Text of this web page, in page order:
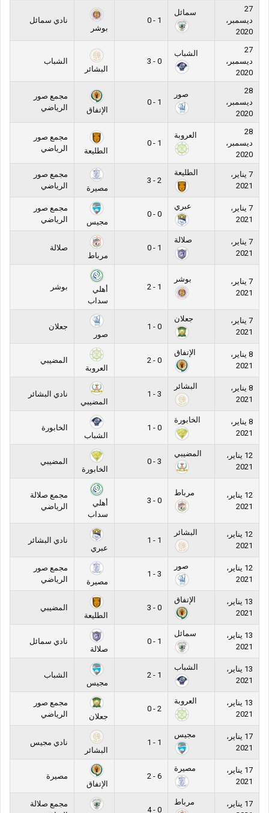
27
ديسمبر،
2020
سمائل
1 - 0
بوشر
نادي سمائل
27
ديسمبر،
2020
الشباب
0 - 3
البشائر
الشباب
28
ديسمبر،
2020
صور
1 - 0
الإتفاق
مجمع صور
الرياضي
28
ديسمبر،
2020
العروبة
1 - 0
الطليعة
مجمع صور
الرياضي
7 يناير،
2021
الطليعة
2 - 3
مصيرة
مجمع صور
الرياضي
7 يناير،
2021
عبري
0 - 0
مجيس
مجمع صور
الرياضي
7 يناير،
2021
صلالة
1 - 0
مرباط
صلالة
7 يناير،
2021
بوشر
1 - 2
أهلي
سداب
بوشر
7 يناير،
2021
جعلان
0 - 1
صور
جعلان
8 يناير،
2021
الإتفاق
0 - 2
العروبة
المضيبي
8 يناير،
2021
البشائر
3 - 1
المضيبي
نادي البشائر
8 يناير،
2021
الخابورة
0 - 1
الشباب
الخابورة
12 يناير،
2021
المضيبي
3 - 0
الخابورة
المضيبي
12 يناير،
2021
مرباط
0 - 3
أهلي
سداب
مجمع صلالة
الرياضي
12 يناير،
2021
البشائر
1 - 1
عبري
نادي البشائر
12 يناير،
2021
صور
3 - 1
مصيرة
مجمع صور
الرياضي
13 يناير،
2021
الإتفاق
0 - 3
الطليعة
المضيبي
13 يناير،
2021
سمائل
1 - 0
صلالة
نادي سمائل
13 يناير،
2021
الشباب
1 - 2
مجيس
الشباب
13 يناير،
2021
العروبة
2 - 0
جعلان
مجمع صور
الرياضي
17 يناير،
2021
مجيس
1 - 1
البشائر
نادي مجيس
17 يناير،
2021
مصيرة
6 - 2
الإتفاق
مصيرة
17 يناير،
مرباط
0 - 4
مجمع صلالة